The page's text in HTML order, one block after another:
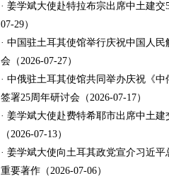
· 姜学斌大使赴特拉布宗出席中土建交
07-29）
· 中国驻土耳其使馆举行庆祝中国人
会（2026-07-27）
· 中俄驻土耳其使馆共同举办庆祝《
签署25周年研讨会（2026-07-17）
· 姜学斌大使赴费特希耶市出席中土
（2026-07-13）
· 姜学斌大使向土耳其政党宣介习近
重要著作（2026-07-06）